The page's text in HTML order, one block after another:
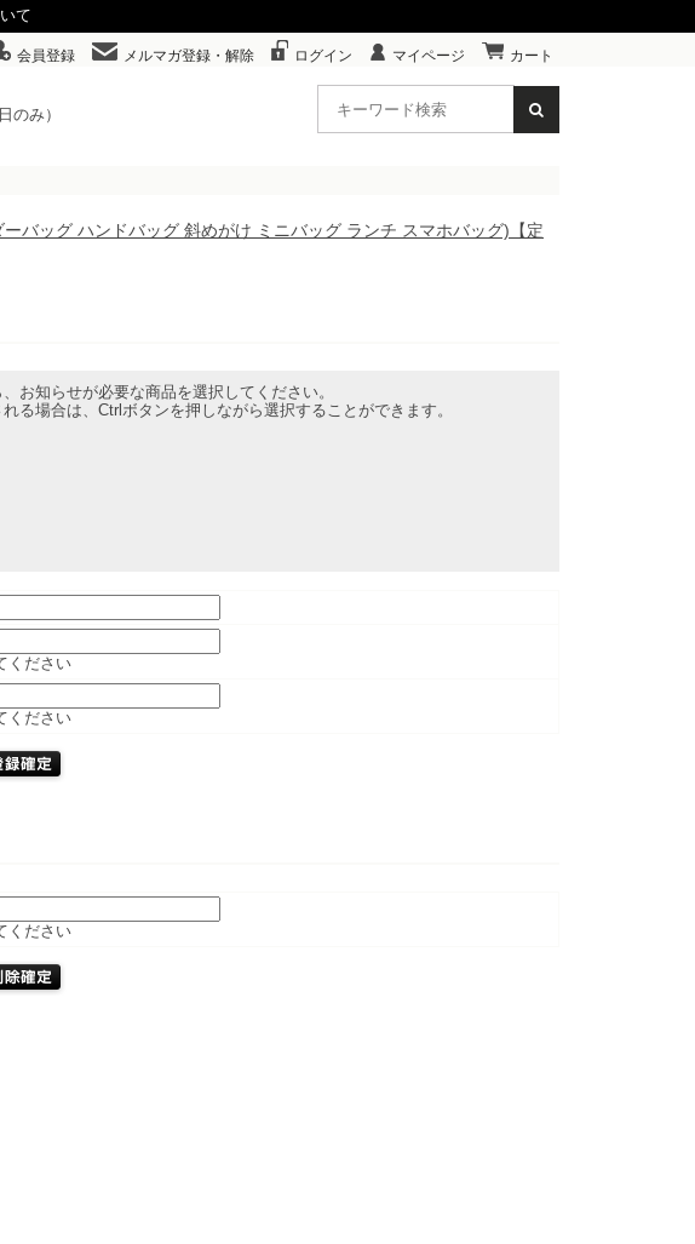
て
会員登録 メルマガ登録・解除 ログイン マイページ カート
のみ）
バッグ ハンドバッグ 斜めがけ ミニバッグ ランチ スマホバッグ)【定
お知らせが必要な商品を選択してください。
る場合は、Ctrlボタンを押しながら選択することができます。
ください
ください
ください